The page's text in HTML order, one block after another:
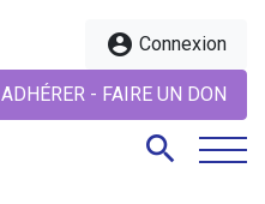
account_circle Connexion
ADHÉRER - FAIRE UN DON
search